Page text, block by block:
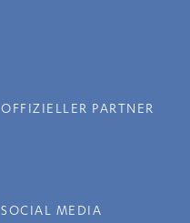
OFFIZIELLER PARTNER
SOCIAL MEDIA